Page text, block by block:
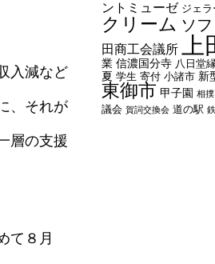
入減など
、それが
層の支援
て８月
ントミューゼ ジェラ
クリーム ソ
田商工会議所
業 信濃国分寺 八日堂
夏 学生 寄付 小諸市 新
東御市 甲子園 相撲
議会 賀詞交換会 道の駅